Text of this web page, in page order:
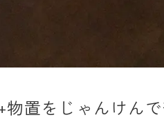
物置をじゃんけん